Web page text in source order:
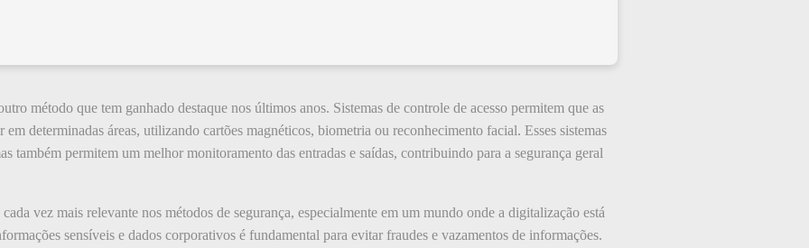
método que tem ganhado destaque nos últimos anos. Sistemas de controle de acesso permitem que as
em determinadas áreas, utilizando cartões magnéticos, biometria ou reconhecimento facial. Esses sistemas
também permitem um melhor monitoramento das entradas e saídas, contribuindo para a segurança geral
vez mais relevante nos métodos de segurança, especialmente em um mundo onde a digitalização está
sensíveis e dados corporativos é fundamental para evitar fraudes e vazamentos de informações.